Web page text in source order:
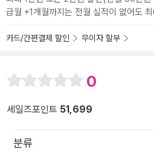
급월 +1개월까지는 전월 실적이 없어도
카드/간편결제 할인 무이자 할부
0
세일즈포인트 51,699
분류